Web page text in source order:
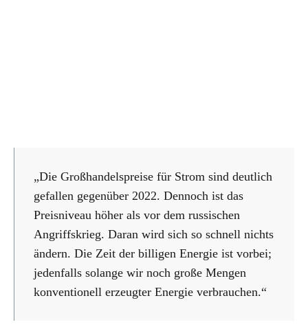
„Die Großhandelspreise für Strom sind deutlich
gefallen gegenüber 2022. Dennoch ist das
Preisniveau höher als vor dem russischen
Angriffskrieg. Daran wird sich so schnell nichts
ändern. Die Zeit der billigen Energie ist vorbei;
jedenfalls solange wir noch große Mengen
konventionell erzeugter Energie verbrauchen.“